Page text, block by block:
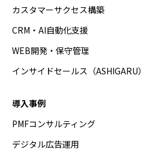
カスタマーサクセス構築
CRM・AI自動化支援
WEB開発・保守管理
インサイドセールス（ASHIGARU）
導入事例
PMFコンサルティング
デジタル広告運用